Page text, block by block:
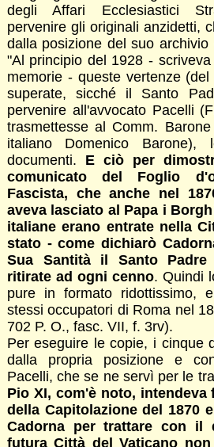
degli Affari Ecclesiastici
pervenire gli originali anzidetti,
dalla posizione del suo
"Al principio del 1928 -
memorie - queste vertenze
superate, sicché il Santo
pervenire all'avvocato Pacelli
trasmettesse al Comm.
italiano Domenico
documenti. E ciò per
comunicato del Foglio
Fascista, che anche nel
aveva lasciato al Papa i
italiane erano entrate nella
stato - come dichiarò
Sua Santità il Santo
ritirate ad ogni cenno. Quindi
pure in formato ridottissimo,
stessi occupatori di Roma nel
702 P. O., fasc. VII, f. 3rv).
Per eseguire le copie, i cinque
dalla propria posizione e
Pacelli, che se ne servì per le
Pio XI, com'è noto,
della Capitolazione del 1870
Cadorna per trattare con il
futura Città del Vaticano